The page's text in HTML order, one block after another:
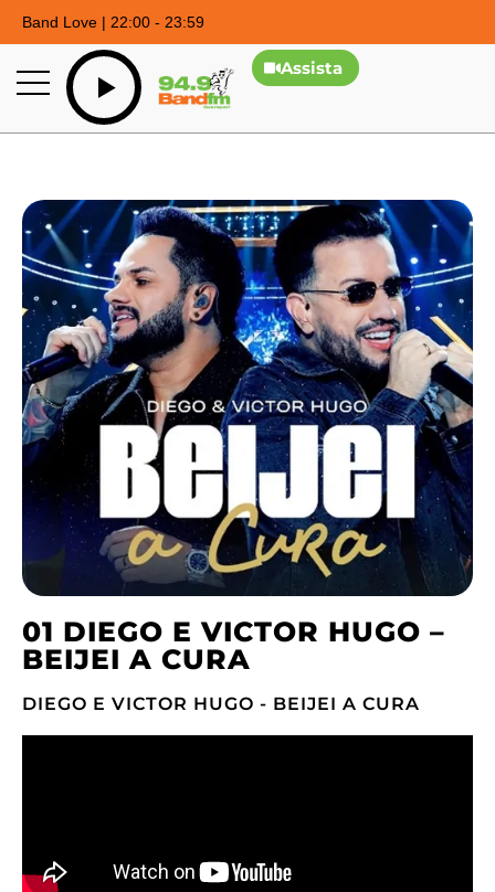
Band Love | 22:00 - 23:59
Assista
01 DIEGO E VICTOR HUGO –
BEIJEI A CURA
DIEGO E VICTOR HUGO - BEIJEI A CURA